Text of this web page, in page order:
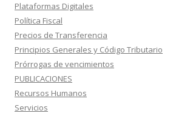
Plataformas Digitales
Política Fiscal
Precios de Transferencia
Principios Generales y Código Tributario
Prórrogas de vencimientos
PUBLICACIONES
Recursos Humanos
Servicios